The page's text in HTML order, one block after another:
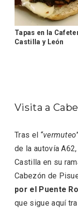
Tapas en la
Castilla y León
Visita a
Tras el “vermuteo
de la autovía
Castilla en su
Cabezón de
por el Puente
que sigue aquí